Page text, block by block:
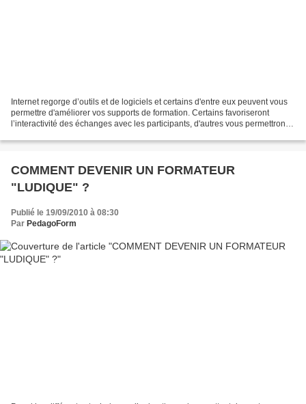
Internet regorge d’outils et de logiciels et certains d'entre eux peuvent vous
permettre d'améliorer vos supports de formation. Certains favoriseront
l’interactivité des échanges avec les participants, d'autres vous permettront
COMMENT DEVENIR UN FORMATEUR
"LUDIQUE" ?
Publié le 19/09/2010 à 08:30
Par PedagoForm